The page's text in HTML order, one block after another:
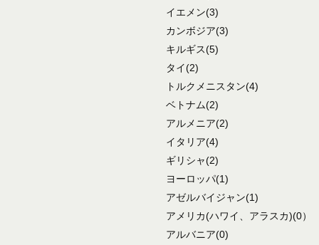
イエメン(3)
カンボジア(3)
キルギス(5)
タイ(2)
トルクメニスタン(4)
ベトナム(2)
アルメニア(2)
イタリア(4)
ギリシャ(2)
ヨーロッパ(1)
アゼルバイジャン(1)
アメリカ(ハワイ、アラスカ)(0）
アルバニア(0)